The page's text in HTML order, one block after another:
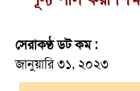
সেরাকণ্ঠ ডট কম :
জানুয়ারি ৩১, ২০২৩